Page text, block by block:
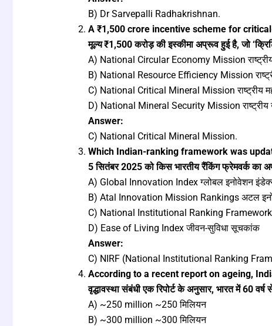
B) Dr Sarvepalli Radhakrishnan.
A ₹1,500 crore incentive scheme for
मूल्य ₹1,500 करोड़ की इस्कीमा अप्रूव हुई है, जो
A) National Circular Economy Mission राष्ट्रीय
B) National Resource Efficiency Mission
C) National Critical Mineral Mission राष्ट्रीय
D) National Mineral Security Mission राष्ट्रीय
Answer:
C) National Critical Mineral Mission.
Which Indian-ranking framework was
5 सितंबर 2025 को किस भारतीय रैंकिंग फ्रेमवर्क का
A) Global Innovation Index ग्लोबल इनोवेशन
B) Atal Innovation Mission Rankings अटल
C) National Institutional Ranking Framework
D) Ease of Living Index जीवन-सुविधा सूचकांक
Answer:
C) NIRF (National Institutional Ranking
According to a recent report on ageing,
वृद्धावस्था संबंधी एक रिपोर्ट के अनुसार, भारत में 60
A) ~250 million ~250 मिलियन
B) ~300 million ~300 मिलियन